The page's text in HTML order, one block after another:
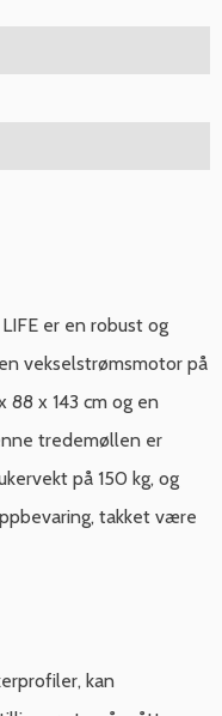
er en robust og
vekselstrømsmotor på
88 x 143 cm og en
tredemøllen er
på 150 kg, og
takket være
kan